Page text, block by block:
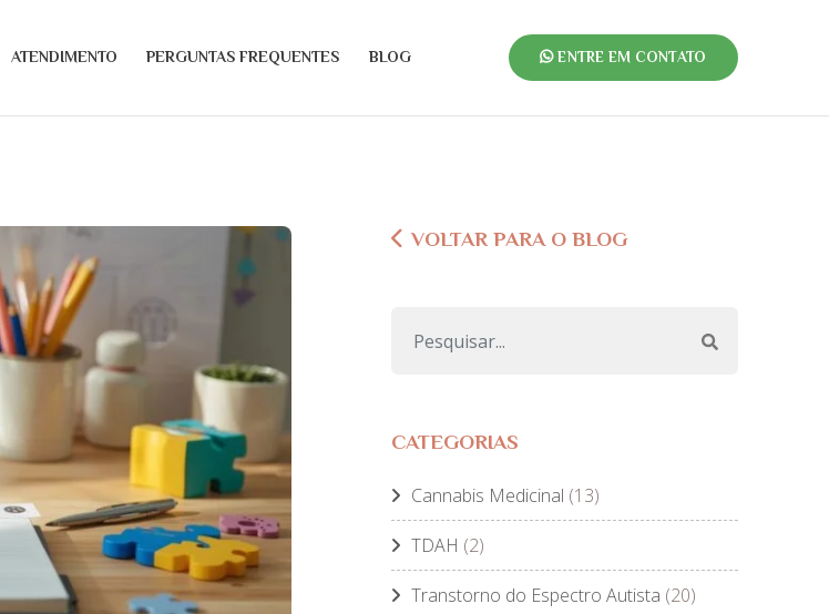
ATENDIMENTO PERGUNTAS FREQUENTES BLOG ENTRE EM CONTATO
VOLTAR PARA O BLOG
CATEGORIAS
Cannabis Medicinal (13)
TDAH (2)
Transtorno do Espectro Autista (20)